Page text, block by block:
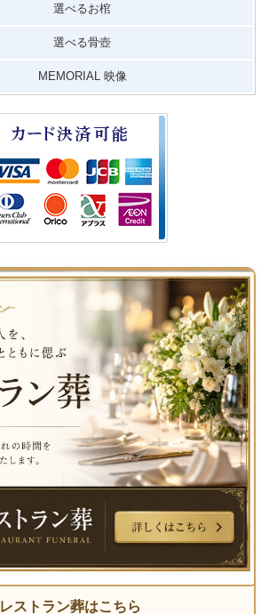
選べるお棺
選べる骨壺
MEMORIAL 映像
レストラン葬はこちら